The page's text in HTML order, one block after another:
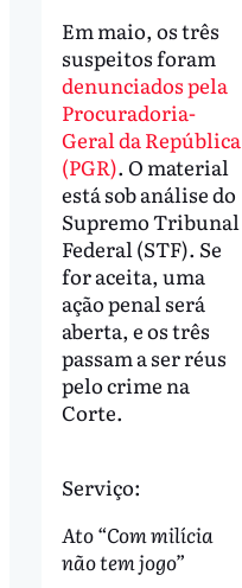
Em maio, os três
suspeitos foram
denunciados pela
Procuradoria-
Geral da República
(PGR). O material
está sob análise do
Supremo Tribunal
Federal (STF). Se
for aceita, uma
ação penal será
aberta, e os três
passam a ser réus
pelo crime na
Corte.
Serviço:
Ato “Com milícia
não tem jogo”